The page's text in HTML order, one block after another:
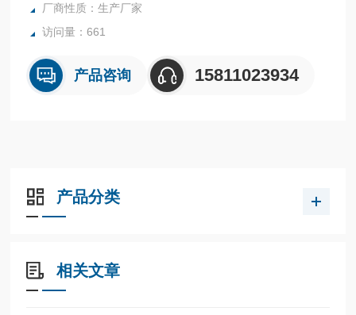
厂商性质：生产厂家
访问量：661
产品咨询 15811023934
产品分类
相关文章